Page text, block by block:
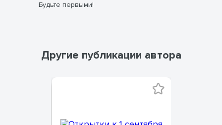
Будьте первыми!
Другие публикации автора